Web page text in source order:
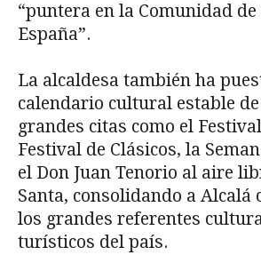
“puntera en la Comunidad
España”.
La alcaldesa también ha
calendario cultural estable
grandes citas como el
Festival de Clásicos, la
el Don Juan Tenorio al aire
Santa, consolidando a Alcalá
los grandes referentes
turísticos del país.